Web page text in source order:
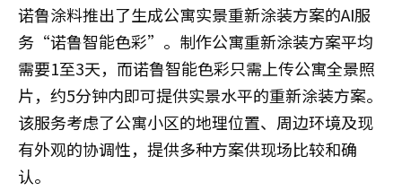
诺鲁涂料推出了生成公寓实景重新涂装方案的AI服
务“诺鲁智能色彩”。制作公寓重新涂装方案平均
需要1至3天，而诺鲁智能色彩只需上传公寓全景照
片，约5分钟内即可提供实景水平的重新涂装方案。
该服务考虑了公寓小区的地理位置、周边环境及现
有外观的协调性，提供多种方案供现场比较和确
认。